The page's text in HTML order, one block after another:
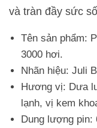
và tràn đầy sức
Tên sản phẩm:
3000 hơi.
Nhãn hiệu: Juli
Hương vị: Dưa
lạnh, vị kem
Dung lượng pin: